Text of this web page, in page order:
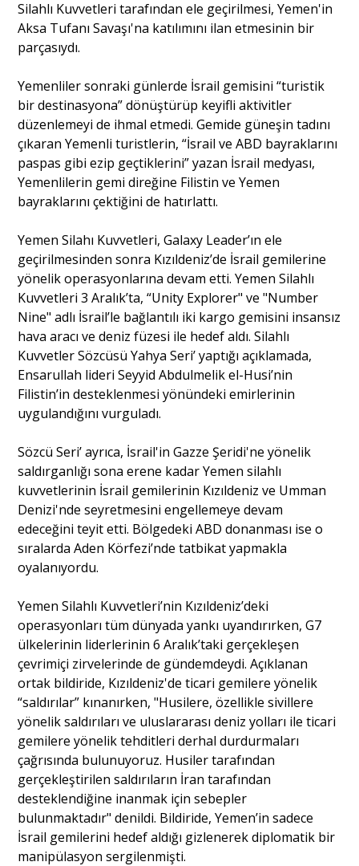
Silahlı Kuvvetleri tarafından ele geçirilmesi, Yemen'in
Aksa Tufanı Savaşı'na katılımını ilan etmesinin bir
parçasıydı.
Yemenliler sonraki günlerde İsrail gemisini “turistik
bir destinasyona” dönüştürüp keyifli aktivitler
düzenlemeyi de ihmal etmedi. Gemide güneşin tadını
çıkaran Yemenli turistlerin, “İsrail ve ABD bayraklarını
paspas gibi ezip geçtiklerini” yazan İsrail medyası,
Yemenlilerin gemi direğine Filistin ve Yemen
bayraklarını çektiğini de hatırlattı.
Yemen Silahı Kuvvetleri, Galaxy Leader’ın ele
geçirilmesinden sonra Kızıldeniz’de İsrail gemilerine
yönelik operasyonlarına devam etti. Yemen Silahlı
Kuvvetleri 3 Aralık’ta, “Unity Explorer" ve "Number
Nine" adlı İsrail’le bağlantılı iki kargo gemisini insansız
hava aracı ve deniz füzesi ile hedef aldı. Silahlı
Kuvvetler Sözcüsü Yahya Seri’ yaptığı açıklamada,
Ensarullah lideri Seyyid Abdulmelik el-Husi’nin
Filistin’in desteklenmesi yönündeki emirlerinin
uygulandığını vurguladı.
Sözcü Seri’ ayrıca, İsrail'in Gazze Şeridi'ne yönelik
saldırganlığı sona erene kadar Yemen silahlı
kuvvetlerinin İsrail gemilerinin Kızıldeniz ve Umman
Denizi'nde seyretmesini engellemeye devam
edeceğini teyit etti. Bölgedeki ABD donanması ise o
sıralarda Aden Körfezi’nde tatbikat yapmakla
oyalanıyordu.
Yemen Silahlı Kuvvetleri’nin Kızıldeniz’deki
operasyonları tüm dünyada yankı uyandırırken, G7
ülkelerinin liderlerinin 6 Aralık’taki gerçekleşen
çevrimiçi zirvelerinde de gündemdeydi. Açıklanan
ortak bildiride, Kızıldeniz'de ticari gemilere yönelik
“saldırılar” kınanırken, "Husilere, özellikle sivillere
yönelik saldırıları ve uluslararası deniz yolları ile ticari
gemilere yönelik tehditleri derhal durdurmaları
çağrısında bulunuyoruz. Husiler tarafından
gerçekleştirilen saldırıların İran tarafından
desteklendiğine inanmak için sebepler
bulunmaktadır" denildi. Bildiride, Yemen’in sadece
İsrail gemilerini hedef aldığı gizlenerek diplomatik bir
manipülasyon sergilenmişti.